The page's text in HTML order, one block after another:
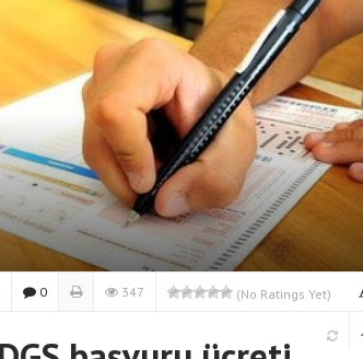
0 347 (No Ratings Yet)